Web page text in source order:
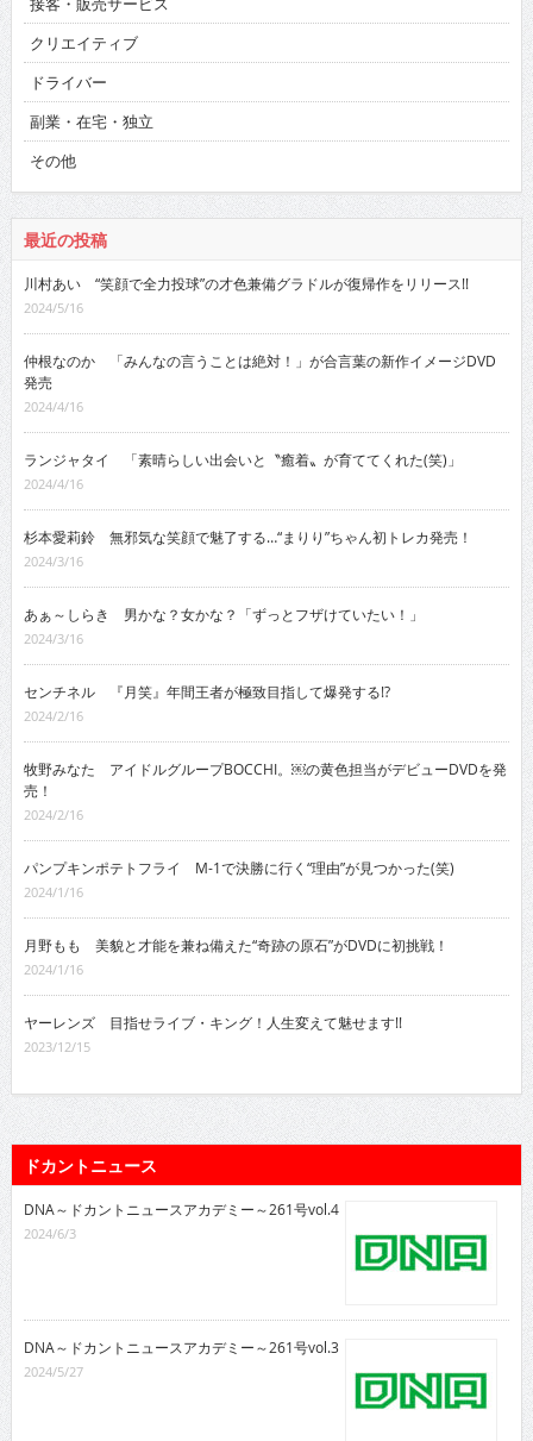
クリエイティブ
ドライバー
副業・在宅・独立
その他
最近の投稿
川村あい “笑顔で全力投球”の才色兼備グラドルが復帰作をリリース!!
2024/5/16
仲根なのか 「みんなの言うことは絶対！」が合言葉の新作イメージDVD
発売
2024/4/16
ランジャタイ 「素晴らしい出会いと〝癒着〟が育ててくれた(笑)」
2024/4/16
杉本愛莉鈴 無邪気な笑顔で魅了する…“まりり”ちゃん初トレカ発売！
2024/3/16
あぁ～しらき 男かな？女かな？「ずっとフザけていたい！」
2024/3/16
センチネル 『月笑』年間王者が極致目指して爆発する!?
2024/2/16
牧野みなた アイドルグループBOCCHI。￼の黄色担当がデビューDVDを発
売！
2024/2/16
パンプキンポテトフライ M-1で決勝に行く“理由”が見つかった(笑)
2024/1/16
月野もも 美貌と才能を兼ね備えた“奇跡の原石”がDVDに初挑戦！
2024/1/16
ヤーレンズ 目指せライブ・キング！人生変えて魅せます!!
2023/12/15
ドカントニュース
DNA～ドカントニュースアカデミー～261号vol.4
2024/6/3
DNA～ドカントニュースアカデミー～261号vol.3
2024/5/27